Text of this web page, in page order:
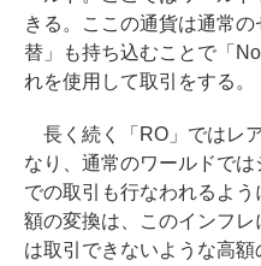
きる。ここの通貨は通常
替」も持ち込むことで「
れを使用して取引をする。
長く続く「RO」ではレ
なり、通常のワールドで
での取引も行なわれるよう
額の変換は、このインフ
は取引できないような高